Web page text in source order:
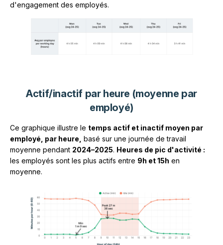
d'engagement des employés.
Actif/inactif par heure (moyenne par
employé)
Ce graphique illustre le temps actif et inactif moyen par
employé, par heure, basé sur une journée de travail
moyenne pendant 2024–2025. Heures de pic d'activité :
les employés sont les plus actifs entre 9h et 15h en
moyenne.